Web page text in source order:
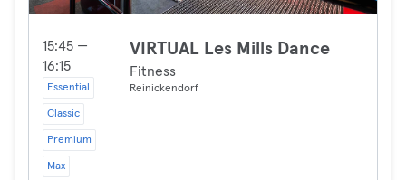
15:45 —
16:15
Essential
Classic
Premium
Max
VIRTUAL Les Mills Dance
Fitness
Reinickendorf